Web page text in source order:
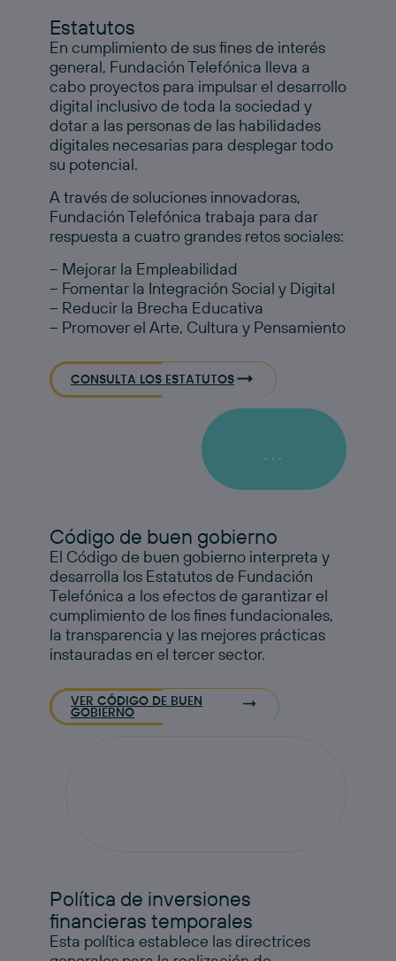
Estatutos
En cumplimiento de sus fines de interés
general, Fundación Telefónica lleva a
cabo proyectos para impulsar el desarrollo
digital inclusivo de toda la sociedad y
dotar a las personas de las habilidades
digitales necesarias para desplegar todo
su potencial.
A través de soluciones innovadoras,
Fundación Telefónica trabaja para dar
respuesta a cuatro grandes retos sociales:
– Mejorar la Empleabilidad
– Fomentar la Integración Social y Digital
– Reducir la Brecha Educativa
– Promover el Arte, Cultura y Pensamiento
CONSULTA LOS ESTATUTOS
...
Código de buen gobierno
El Código de buen gobierno interpreta y
desarrolla los Estatutos de Fundación
Telefónica a los efectos de garantizar el
cumplimiento de los fines fundacionales,
la transparencia y las mejores prácticas
instauradas en el tercer sector.
VER CÓDIGO DE BUEN
GOBIERNO
Política de inversiones
financieras temporales
Esta política establece las directrices